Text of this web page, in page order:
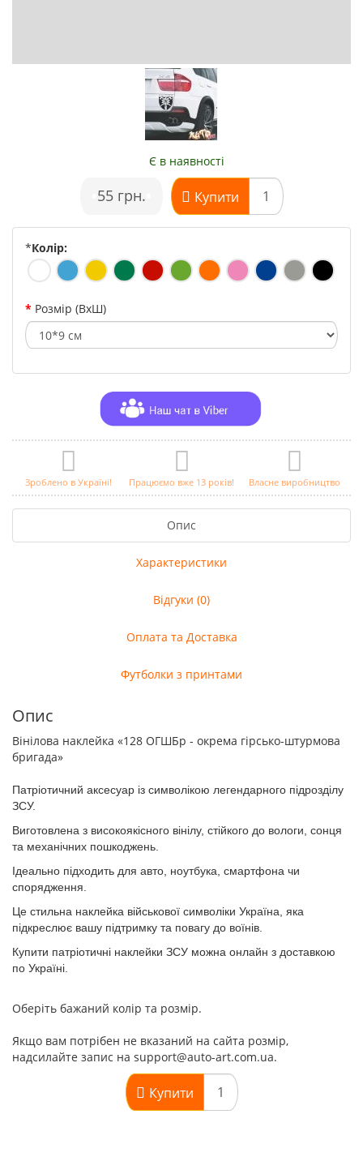
Є в наявності
55 грн. Купити
*Колір:
Розмір (ВхШ)
Зроблено в Україні! Працюємо вже 13 років! Власне виробництво
Опис
Характеристики
Відгуки (0)
Оплата та Доставка
Футболки з принтами
Опис
Вінілова наклейка «128 ОГШБр - окрема гірсько-штурмова
бригада»
Патріотичний аксесуар із символікою легендарного підрозділу
ЗСУ.
Виготовлена з високоякісного вінілу, стійкого до вологи, сонця
та механічних пошкоджень.
Ідеально підходить для авто, ноутбука, смартфона чи
спорядження.
Це стильна наклейка військової символіки Україна , яка
підкреслює вашу підтримку та повагу до воїнів.
Купити патріотичні наклейки ЗСУ можна онлайн з доставкою
по Україні.
Оберіть бажаний колір та розмір.
Якщо вам потрібен не вказаний на сайта розмір,
надсилайте запис на support@auto-art.com.ua.
Купити